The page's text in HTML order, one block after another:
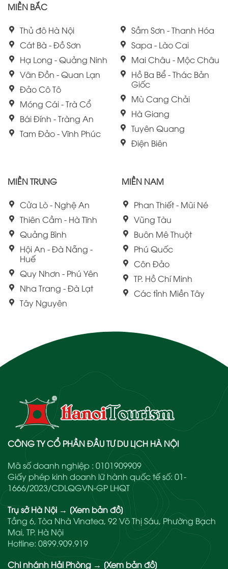
MIỀN BẮC
Thủ đô Hà Nội
Cát Bà - Đồ Sơn
Hạ Long - Quảng Ninh
Vân Đồn - Quan Lạn
Đảo Cô Tô
Móng Cái - Trà Cổ
Bái Đính - Tràng An
Tam Đảo - Vĩnh Phúc
Sầm Sơn - Thanh Hóa
Sapa - Lào Cai
Mai Châu - Mộc Châu
Hồ Ba Bể - Thác Bản
Giốc
Mù Cang Chải
Hà Giang
Tuyên Quang
Điện Biên
MIỀN TRUNG
Cửa Lò - Nghệ An
Thiên Cầm - Hà Tĩnh
Quảng Bình
Hội An - Đà Nẵng -
Huế
Quy Nhơn - Phú Yên
Nha Trang - Đà Lạt
Tây Nguyên
MIỀN NAM
Phan Thiết - Mũi Né
Vũng Tàu
Buôn Mê Thuột
Phú Quốc
Côn Đảo
TP. Hồ Chí Minh
Các tỉnh Miền Tây
CÔNG TY CỔ PHẦN ĐẦU TƯ DU LỊCH HÀ NỘI
Mã số doanh nghiệp : 0101909909
Giấy phép kinh doanh lữ hành quốc tế số: 01-
1666/2023/CDLQGVN-GP LHQT
Trụ sở Hà Nội → [Xem bản đồ]
Tầng 6, Tòa Nhà Vinatea, 92 Võ Thị Sáu, Phường Bạch
Mai, TP. Hà Nội
Hotline: 0899.909.919
Chi nhánh Hải Phòng → [Xem bản đồ]